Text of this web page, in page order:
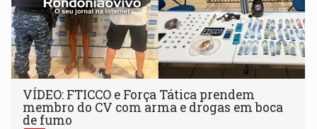
VÍDEO: FTICCO e Força Tática prendem
membro do CV com arma e drogas em boca
de fumo